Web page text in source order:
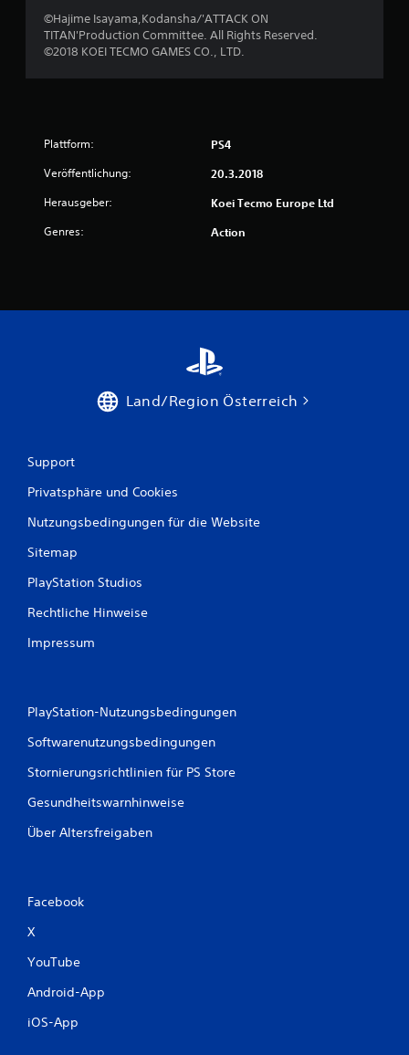
u
©Hajime Isayama,Kodansha/'ATTACK ON
TITAN'Production Committee. All Rights Reserved.
©2018 KOEI TECMO GAMES CO., LTD.
Plattform: PS4
Veröffentlichung: 20.3.2018
Herausgeber: Koei Tecmo Europe Ltd
Genres: Action
Land/Region Österreich
Support
Privatsphäre und Cookies
Nutzungsbedingungen für die Website
Sitemap
PlayStation Studios
Rechtliche Hinweise
Impressum
PlayStation-Nutzungsbedingungen
Softwarenutzungsbedingungen
Stornierungsrichtlinien für PS Store
Gesundheitswarnhinweise
Über Altersfreigaben
Facebook
X
YouTube
Android-App
iOS-App